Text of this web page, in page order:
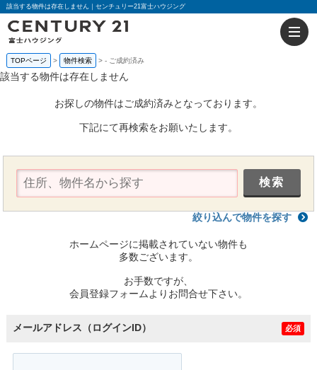
該当する物件は存在しません｜センチュリー21富士ハウジング
TOPページ 物件検索 - ご成約済み
該当する物件は存在しません
お探しの物件はご成約済みとなっております。
下記にて再検索をお願いたします。
絞り込んで物件を探す
ホームページに掲載されていない物件も
多数ございます。
お手数ですが、
会員登録フォームよりお問合せ下さい。
メールアドレス（ログインID） 必須